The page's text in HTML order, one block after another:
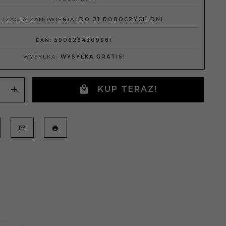
ZAMÓWIENIA: DO 21 ROBOCZYCH DNI
EAN:5906284309981
WYSYŁKA: WYSYŁKA GRATIS!
KUP TERAZ!